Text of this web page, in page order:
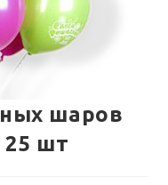
шаров
шт